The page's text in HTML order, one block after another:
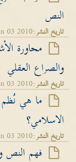
النص
تاريخ النشر:Jun 03 2010
محاورة
والصراع العقلي
تاريخ النشر:Jun 03 2010
ما هي نُظم
الاسلامي؟
تاريخ النشر:Jun 03 2010
فهم النص